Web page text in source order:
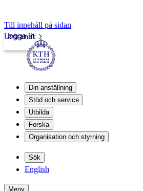
Till innehåll på sidan
Intranät
Logga in
Din anställning
Stöd och service
Utbilda
Forska
Organisation och styrning
Sök
English
Meny